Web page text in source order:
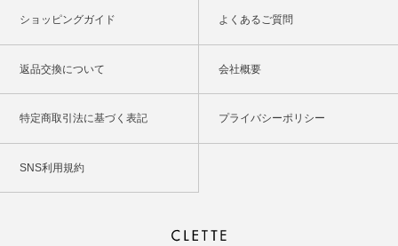
ショッピングガイド よくあるご質問
返品交換について 会社概要
特定商取引法に基づく表記 プライバシーポリシー
SNS利用規約